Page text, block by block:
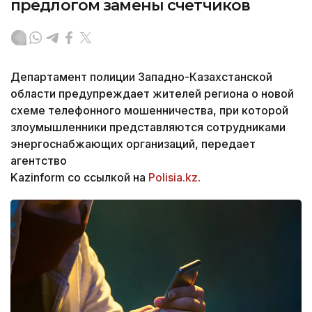
предлогом замены счетчиков
Департамент полиции Западно-Казахстанской
области предупреждает жителей региона о новой
схеме телефонного мошенничества, при которой
злоумышленники представляются сотрудниками
энергоснабжающих организаций, передает
агентство
Kazinform со ссылкой на Polisia.kz.